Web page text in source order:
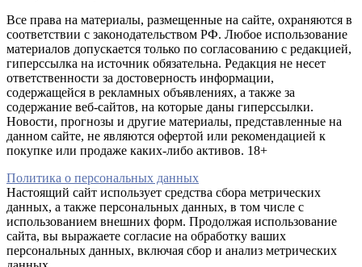
Все права на материалы, размещенные на сайте, охраняются в
соответствии с законодательством РФ. Любое использование
материалов допускается только по согласованию с редакцией,
гиперссылка на источник обязательна. Редакция не несет
ответственности за достоверность информации,
содержащейся в рекламных объявлениях, а также за
содержание веб-сайтов, на которые даны гиперссылки.
Новости, прогнозы и другие материалы, представленные на
данном сайте, не являются офертой или рекомендацией к
покупке или продаже каких-либо активов. 18+
Политика о персональных данных
Настоящий сайт использует средства сбора метрических
данных, а также персональных данных, в том числе с
использованием внешних форм. Продолжая использование
сайта, вы выражаете согласие на обработку ваших
персональных данных, включая сбор и анализ метрических